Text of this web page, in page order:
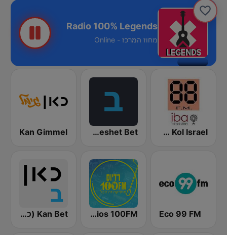
Radio 100% Legends
מחוז המרכז - Online
IBA 88FM Kol Israel
Kol Israel Reshet Bet
Kan Gimmel
Eco 99 FM Radios 100FM (רדיוס) Kan Bet (כאן ב' / רשת ב')